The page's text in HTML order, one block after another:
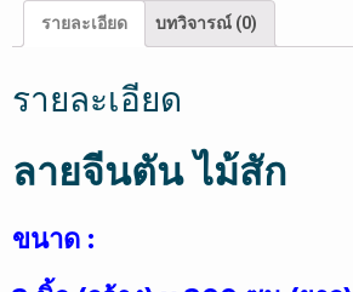
รายละเอียด บทวิจารณ์ (0)
รายละเอียด
ลายจีนตัน ไม้สัก
ขนาด :